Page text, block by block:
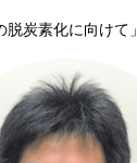
炭素化に向けて」